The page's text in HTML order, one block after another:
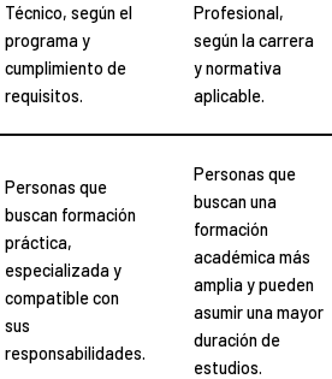
Técnico, según el
programa y
cumplimiento de
requisitos.
Profesional,
según la carrera
y normativa
aplicable.
Personas que
buscan formación
práctica,
especializada y
compatible con
sus
responsabilidades.
Personas que
buscan una
formación
académica más
amplia y pueden
asumir una mayor
duración de
estudios.